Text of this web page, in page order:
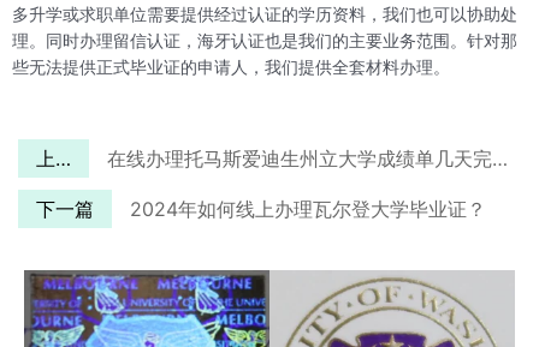
多升学或求职单位需要提供经过认证的学历资料，我们也可以协助处
理。同时办理留信认证，海牙认证也是我们的主要业务范围。针对那
些无法提供正式毕业证的申请人，我们提供全套材料办理。
上一篇 在线办理托马斯爱迪生州立大学成绩单几天完成？TESU成绩单购买流程是什么
下一篇 2024年如何线上办理瓦尔登大学毕业证？